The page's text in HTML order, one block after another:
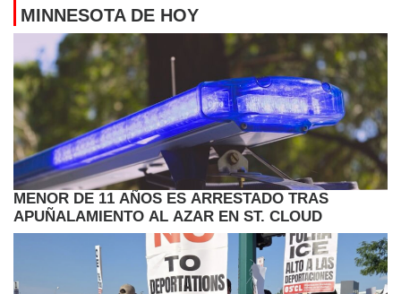
MINNESOTA DE HOY
MENOR DE 11 AÑOS ES ARRESTADO TRAS
APUÑALAMIENTO AL AZAR EN ST. CLOUD